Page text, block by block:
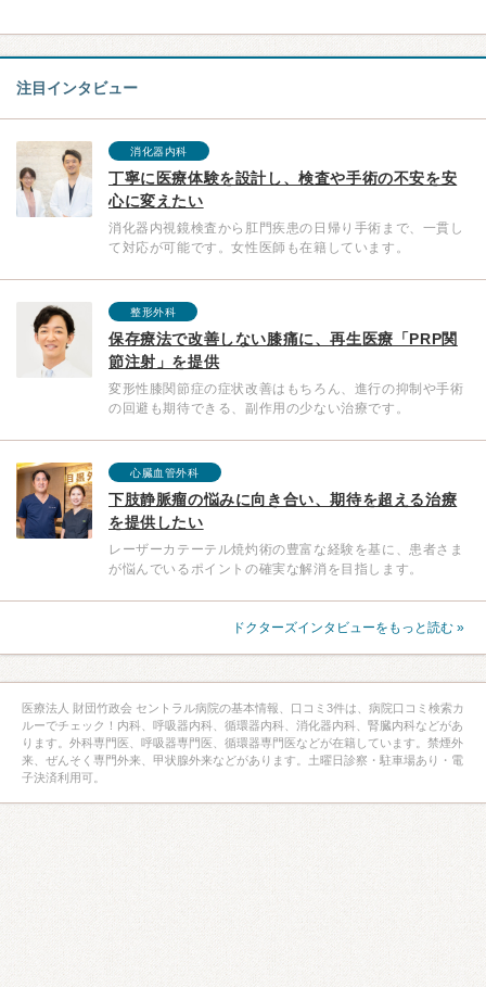
注目インタビュー
消化器内科
丁寧に医療体験を設計し、検査や手術の不安を安
心に変えたい
消化器内視鏡検査から肛門疾患の日帰り手術まで、一貫し
て対応が可能です。女性医師も在籍しています。
整形外科
保存療法で改善しない膝痛に、再生医療「PRP関
節注射」を提供
変形性膝関節症の症状改善はもちろん、進行の抑制や手術
の回避も期待できる、副作用の少ない治療です。
心臓血管外科
下肢静脈瘤の悩みに向き合い、期待を超える治療
を提供したい
レーザーカテーテル焼灼術の豊富な経験を基に、患者さま
が悩んでいるポイントの確実な解消を目指します。
ドクターズインタビューをもっと読む »
医療法人 財団竹政会 セントラル病院の基本情報、口コミ3件は、病院口コミ検索カ
ルーでチェック！内科、呼吸器内科、循環器内科、消化器内科、腎臓内科などがあ
ります。外科専門医、呼吸器専門医、循環器専門医などが在籍しています。禁煙外
来、ぜんそく専門外来、甲状腺外来などがあります。土曜日診察・駐車場あり・電
子決済利用可。